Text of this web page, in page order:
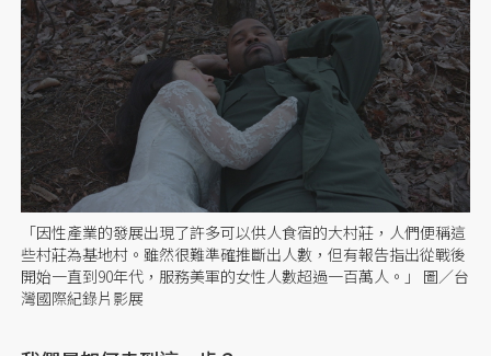
「因性產業的發展出現了許多可以供人食宿的大村莊，人們便稱這
些村莊為基地村。雖然很難準確推斷出人數，但有報告指出從戰後
開始一直到90年代，服務美軍的女性人數超過一百萬人。」 圖／台
灣國際紀錄片影展